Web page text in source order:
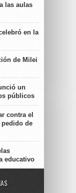
las aulas
en la
de Milei
un
públicos
contra el
de
educativo